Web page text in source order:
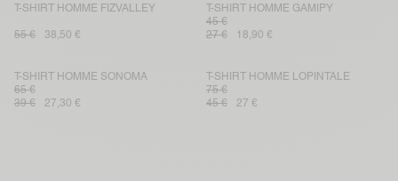
T-SHIRT HOMME FIZVALLEY
55 € 38,50 €
T-SHIRT HOMME GAMIPY
45 €
27 €
18,90 €
T-SHIRT HOMME SONOMA
65 €
39 €
27,30 €
T-SHIRT HOMME LOPINTALE
75 €
45 €
27 €